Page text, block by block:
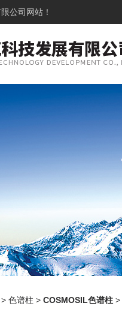
公司网站！
> 色谱柱 > COSMOSIL色谱柱 >